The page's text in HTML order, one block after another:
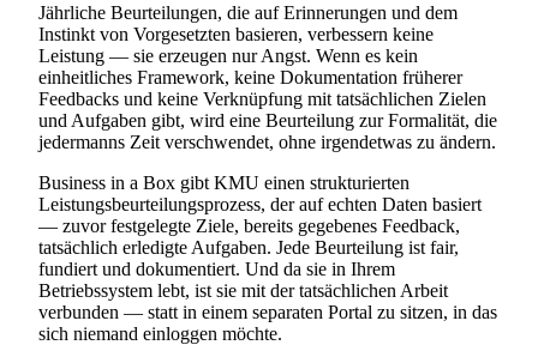
Jährliche Beurteilungen, die auf Erinnerungen und dem
Instinkt von Vorgesetzten basieren, verbessern keine
Leistung — sie erzeugen nur Angst. Wenn es kein
einheitliches Framework, keine Dokumentation früherer
Feedbacks und keine Verknüpfung mit tatsächlichen Zielen
und Aufgaben gibt, wird eine Beurteilung zur Formalität, die
jedermanns Zeit verschwendet, ohne irgendetwas zu ändern.
Business in a Box gibt KMU einen strukturierten
Leistungsbeurteilungsprozess, der auf echten Daten basiert
— zuvor festgelegte Ziele, bereits gegebenes Feedback,
tatsächlich erledigte Aufgaben. Jede Beurteilung ist fair,
fundiert und dokumentiert. Und da sie in Ihrem
Betriebssystem lebt, ist sie mit der tatsächlichen Arbeit
verbunden — statt in einem separaten Portal zu sitzen, in das
sich niemand einloggen möchte.